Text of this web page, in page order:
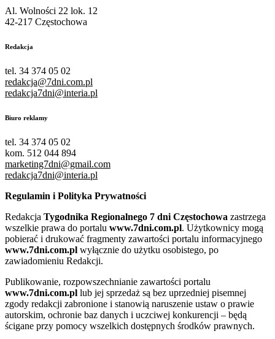
Al. Wolności 22 lok. 12
42-217 Częstochowa
Redakcja
tel. 34 374 05 02
redakcja@7dni.com.pl
redakcja7dni@interia.pl
Biuro reklamy
tel. 34 374 05 02
kom. 512 044 894
marketing7dni@gmail.com
redakcja7dni@interia.pl
Regulamin i Polityka Prywatności
Redakcja Tygodnika Regionalnego 7 dni Częstochowa zastrzega
wszelkie prawa do portalu www.7dni.com.pl. Użytkownicy mogą
pobierać i drukować fragmenty zawartości portalu informacyjnego
www.7dni.com.pl wyłącznie do użytku osobistego, po
zawiadomieniu Redakcji.
Publikowanie, rozpowszechnianie zawartości portalu
www.7dni.com.pl lub jej sprzedaż są bez uprzedniej pisemnej
zgody redakcji zabronione i stanowią naruszenie ustaw o prawie
autorskim, ochronie baz danych i uczciwej konkurencji – będą
ścigane przy pomocy wszelkich dostępnych środków prawnych.